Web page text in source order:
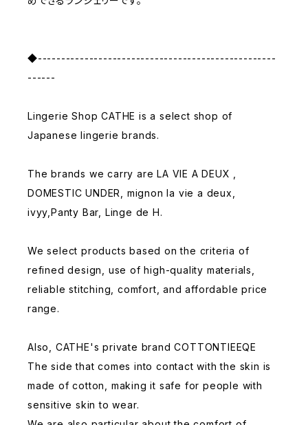
◆---------------------------------------------------
------
Lingerie Shop CATHE is a select shop of
Japanese lingerie brands.
The brands we carry are LA VIE A DEUX ,
DOMESTIC UNDER, mignon la vie a deux,
ivyy,Panty Bar, Linge de H.
We select products based on the criteria of
refined design, use of high-quality materials,
reliable stitching, comfort, and affordable price
range.
Also, CATHE's private brand COTTONTIEEQE
The side that comes into contact with the skin is
made of cotton, making it safe for people with
sensitive skin to wear.